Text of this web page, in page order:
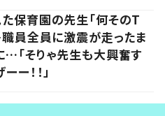
保育園の先生「何そのT
職員全員に激震が走ったま
「そりゃ先生も大興奮す
ー！！」